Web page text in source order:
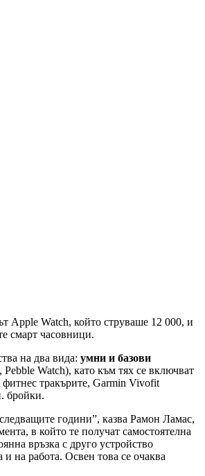
Apple Watch, който струваше 12 000, и
смарт часовници.
на два вида: умни и базови
Watch), като към тях се включват
тракърите, Garmin Vivofit
бройки.
години”, казва Рамон Ламас,
в който те получат самостоятелна
връзка с друго устройство
на работа. Освен това се очаква